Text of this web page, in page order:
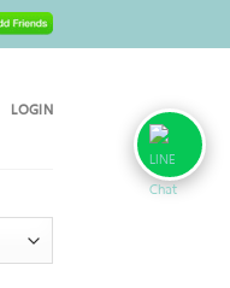
LOGIN